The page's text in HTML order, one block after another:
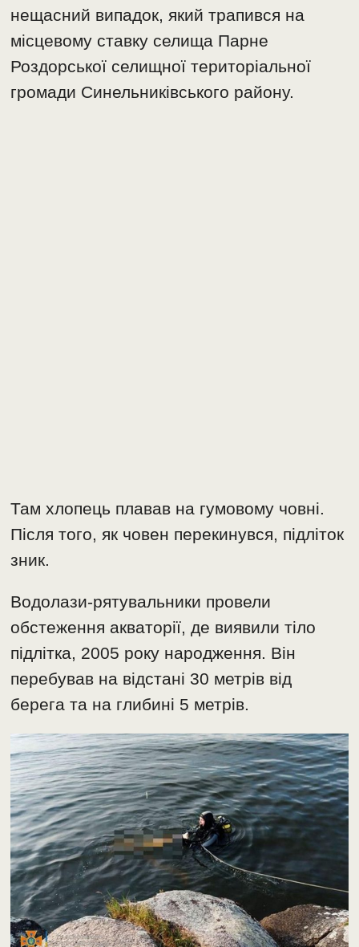
нещасний випадок, який трапився на
місцевому ставку селища Парне
Роздорської селищної територіальної
громади Синельниківського району.
Там хлопець плавав на гумовому човні.
Після того, як човен перекинувся, підліток
зник.
Водолази-рятувальники провели
обстеження акваторії, де виявили тіло
підлітка, 2005 року народження. Він
перебував на відстані 30 метрів від
берега та на глибині 5 метрів.